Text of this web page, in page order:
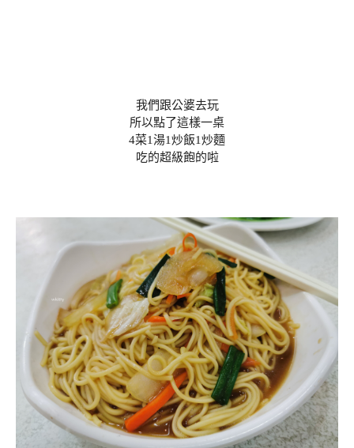
我們跟公婆去玩
所以點了這樣一桌
4菜1湯1炒飯1炒麵
吃的超級飽的啦